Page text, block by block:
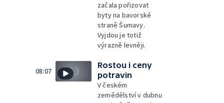
začala pořizovat
byty na bavorské
straně Šumavy.
Vyjdou je totiž
výrazně levněji.
08:07
Rostou i ceny
potravin
V českém
zemědělství v dubnu